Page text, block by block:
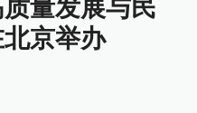
量发展与民
京举办